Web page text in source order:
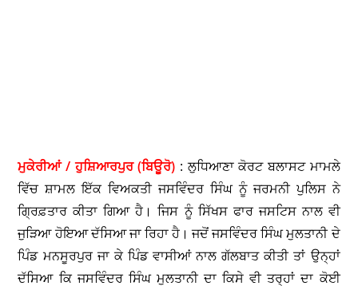
ਮੁਕੇਰੀਆਂ / ਹੁਸ਼ਿਆਰਪੁਰ (ਬਿਊਰੋ) : ਲੁਧਿਆਣਾ ਕੋਰਟ ਬਲਾਸਟ ਮਾਮਲੇ
ਵਿੱਚ ਸ਼ਾਮਲ ਇੱਕ ਵਿਅਕਤੀ ਜਸਵਿੰਦਰ ਸਿੰਘ ਨੂੰ ਜਰਮਨੀ ਪੁਲਿਸ ਨੇ
ਗ੍ਰਿਫ਼ਤਾਰ ਕੀਤਾ ਗਿਆ ਹੈ। ਜਿਸ ਨੂੰ ਸਿੱਖਸ ਫਾਰ ਜਸਟਿਸ ਨਾਲ ਵੀ
ਜੁੜਿਆ ਹੋਇਆ ਦੱਸਿਆ ਜਾ ਰਿਹਾ ਹੈ। ਜਦੋਂ ਜਸਵਿੰਦਰ ਸਿੰਘ ਮੁਲਤਾਨੀ ਦੇ
ਪਿੰਡ ਮਨਸੂਰਪੁਰ ਜਾ ਕੇ ਪਿੰਡ ਵਾਸੀਆਂ ਨਾਲ ਗੱਲਬਾਤ ਕੀਤੀ ਤਾਂ ਉਨ੍ਹਾਂ
ਦੱਸਿਆ ਕਿ ਜਸਵਿੰਦਰ ਸਿੰਘ ਮੁਲਤਾਨੀ ਦਾ ਕਿਸੇ ਵੀ ਤਰ੍ਹਾਂ ਦਾ ਕੋਈ